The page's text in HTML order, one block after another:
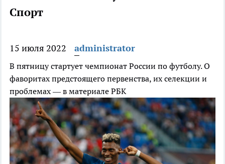
Спорт
15 июля 2022 administrator
В пятницу стартует чемпионат России по футболу. О
фаворитах предстоящего первенства, их селекции и
проблемах — в материале РБК